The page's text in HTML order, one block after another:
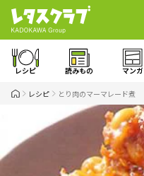
レシピ 読みもの マンガ
レシピ とり肉のマーマレード煮